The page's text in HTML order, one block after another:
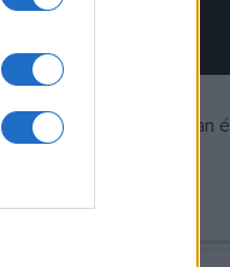
című filmjéért a Brazíliában